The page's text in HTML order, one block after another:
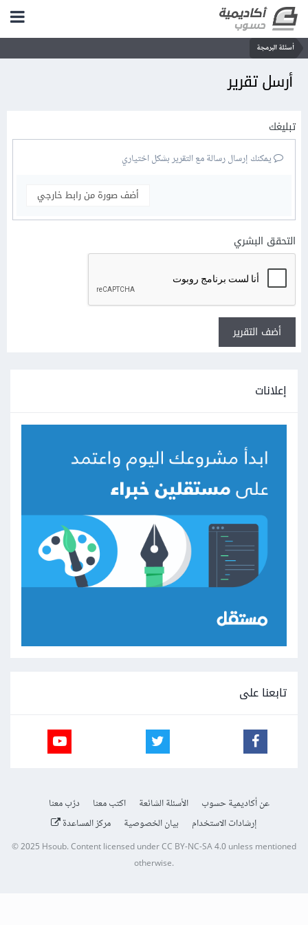
أسئلة البرمجة
أرسل تقرير
تبليغك
يمكنك إرسال رسالة مع التقرير بشكل اختياري
أضف صورة من رابط خارجي
التحقق البشري
أضف التقرير
إعلانات
تابعنا على
عن أكاديمية حسوب الأسئلة الشائعة اكتب معنا
درّب معنا
إرشادات الاستخدام
بيان الخصوصية مركز المساعدة
© 2025 Hsoub.Content licensed underCC BY-NC-SA 4.0unless mentioned
otherwise.